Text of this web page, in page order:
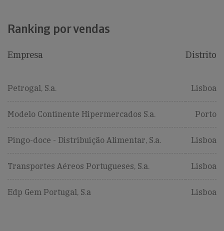
Ranking por vendas
Empresa Distrito
Petrogal, S.a. Lisboa
Modelo Continente Hipermercados S.a. Porto
Pingo-doce - Distribuição Alimentar, S.a. Lisboa
Transportes Aéreos Portugueses, S.a. Lisboa
Edp Gem Portugal, S.a Lisboa